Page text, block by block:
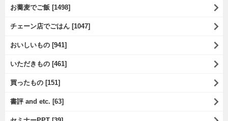
お蕎麦でご飯 [1498]
チェーン店でごはん [1047]
おいしいもの [941]
いただきもの [461]
買ったもの [151]
書評 and etc. [63]